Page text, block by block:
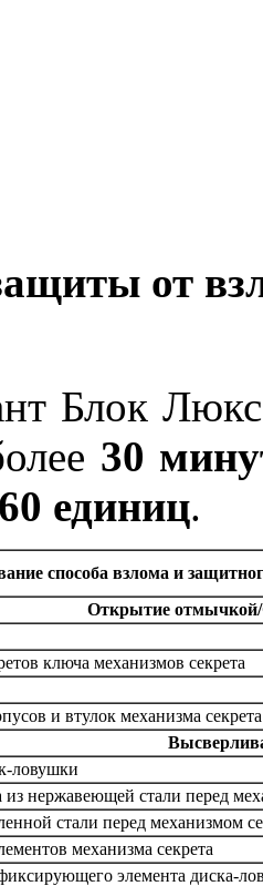
от
Блок
30
60 единиц.
способа взлома и
Открытие отмычкой/
ключа механизмов секрета
и втулок механизма секрета
ловушки
нержавеющей стали перед
стали перед механизмом
механизма секрета
элемента диска-